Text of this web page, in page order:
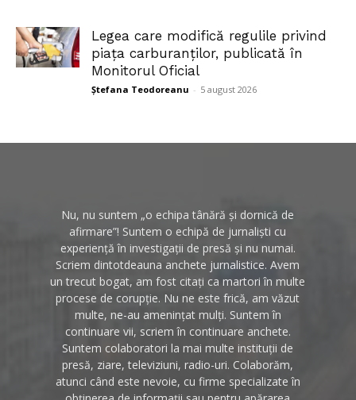
Legea care modifică regulile privind
piața carburanților, publicată în
Monitorul Oficial
Ștefana Teodoreanu - 5 august 2026
Nu, nu suntem „o echipa tânără și dornică de
afirmare”! Suntem o echipă de jurnaliști cu
experiență în investigații de presă și nu numai.
Scriem dintotdeauna anchete jurnalistice. Avem
un trecut bogat, am fost citați ca martori în multe
procese de corupție. Nu ne este frică, am văzut
multe, ne-au amenințat mulți. Suntem în
continuare vii, scriem în continuare anchete.
Suntem colaboratori la mai multe instituții de
presă, ziare, televiziuni, radio-uri. Colaborăm,
atunci când este nevoie, cu firme specializate în